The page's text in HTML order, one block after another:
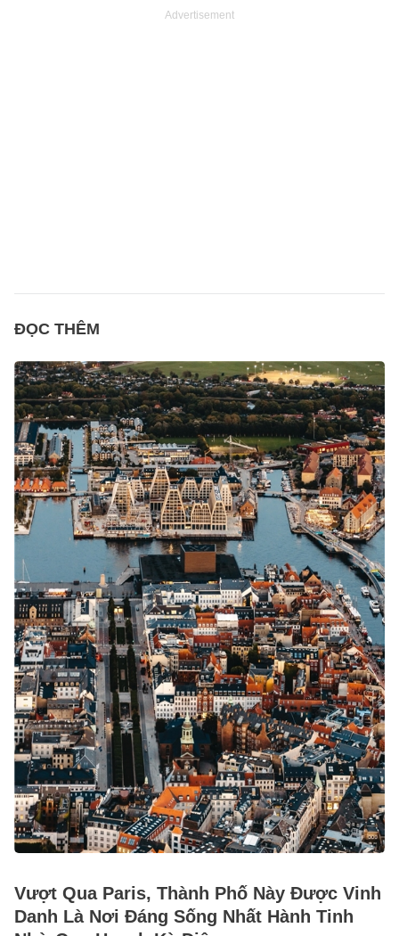
Advertisement
ĐỌC THÊM
Vượt Qua Paris, Thành Phố Này Được Vinh
Danh Là Nơi Đáng Sống Nhất Hành Tinh